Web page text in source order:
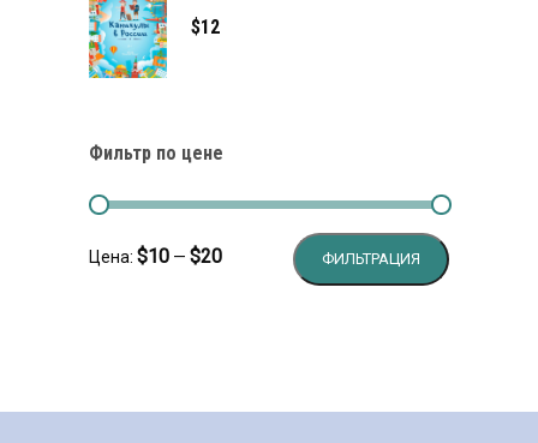
$12
Фильтр по цене
ФИЛЬТРАЦИЯ
Цена: $10 — $20